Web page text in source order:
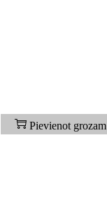
Pievienot grozam